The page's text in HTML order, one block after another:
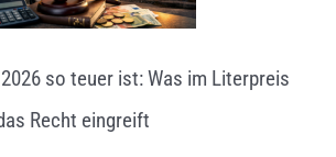
so teuer ist: Was im Literpreis
Recht eingreift